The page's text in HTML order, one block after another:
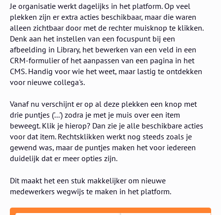
Je organisatie werkt dagelijks in het platform. Op veel
plekken zijn er extra acties beschikbaar, maar die waren
alleen zichtbaar door met de rechter muisknop te klikken.
Denk aan het instellen van een focuspunt bij een
afbeelding in Library, het bewerken van een veld in een
CRM-formulier of het aanpassen van een pagina in het
CMS. Handig voor wie het weet, maar lastig te ontdekken
voor nieuwe collega's.
Vanaf nu verschijnt er op al deze plekken een knop met
drie puntjes ('...') zodra je met je muis over een item
beweegt. Klik je hierop? Dan zie je alle beschikbare acties
voor dat item. Rechtsklikken werkt nog steeds zoals je
gewend was, maar de puntjes maken het voor iedereen
duidelijk dat er meer opties zijn.
Dit maakt het een stuk makkelijker om nieuwe
medewerkers wegwijs te maken in het platform.